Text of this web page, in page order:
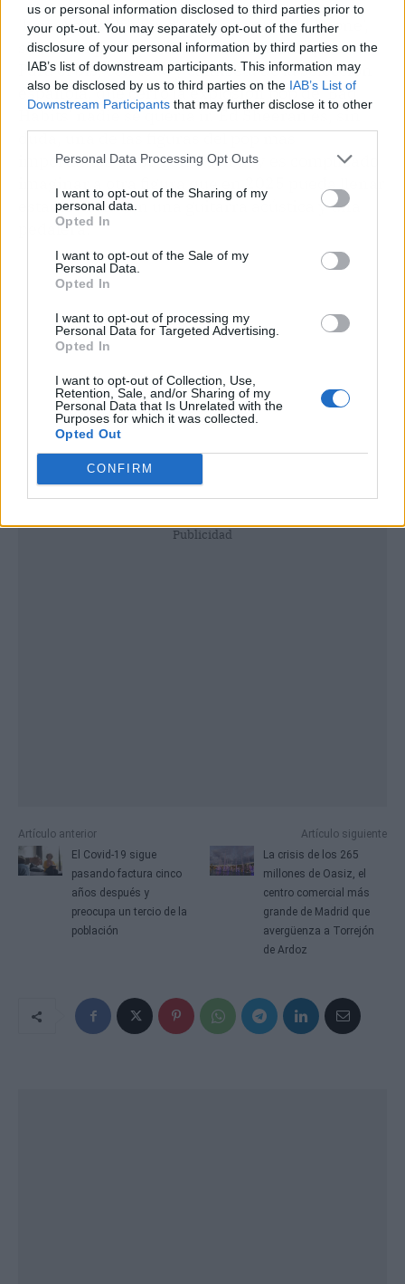
us or personal information disclosed to third parties prior to
your opt-out. You may separately opt-out of the further
disclosure of your personal information by third parties on the
IAB’s list of downstream participants. This information may
also be disclosed by us to third parties on the IAB’s List of
Downstream Participants that may further disclose it to other
Personal Data Processing Opt Outs
I want to opt-out of the Sharing of my
personal data.
Opted In
I want to opt-out of the Sale of my
Personal Data.
Opted In
I want to opt-out of processing my
Personal Data for Targeted Advertising.
Opted In
I want to opt-out of Collection, Use,
Retention, Sale, and/or Sharing of my
Personal Data that Is Unrelated with the
Purposes for which it was collected.
Opted Out
CONFIRM
'Love Yourself', 'Sing' y la reciente 'Old Phone',
sirvieron para que diese la vuelta olímpica.
Para el bis, con todo y camiseta de la selección
española, que cerró la explosión pop de 'Bad
Habits' nadie se quería ir. Ed Sheeran es, sin
duda, una de las figuras del pop más
importantes de su generación, y es complicado
imaginar a otra figura que en 2025 pueda llenar
estadios solo con una guitarra acústica y una
pedalera.
Publicidad
Artículo anterior
El Covid-19 sigue
pasando factura cinco
años después y
preocupa un tercio de la
población
Artículo siguiente
La crisis de los 265
millones de Oasiz, el
centro comercial más
grande de Madrid que
avergüenza a Torrejón
de Ardoz